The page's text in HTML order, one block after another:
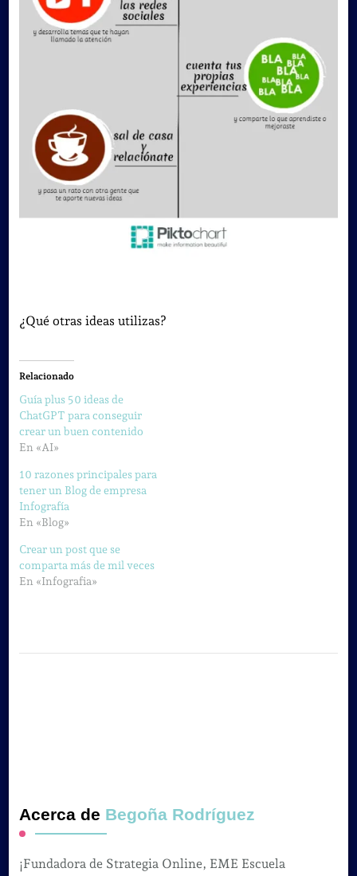
¿Qué otras ideas utilizas?
Relacionado
Guía plus 50 ideas de
ChatGPT para conseguir
crear un buen contenido
En «AI»
10 razones principales para
tener un Blog de empresa
Infografía
En «Blog»
Crear un post que se
comparta más de mil veces
En «Infografia»
Acerca de Begoña Rodríguez
¡Fundadora de Strategia Online, EME Escuela